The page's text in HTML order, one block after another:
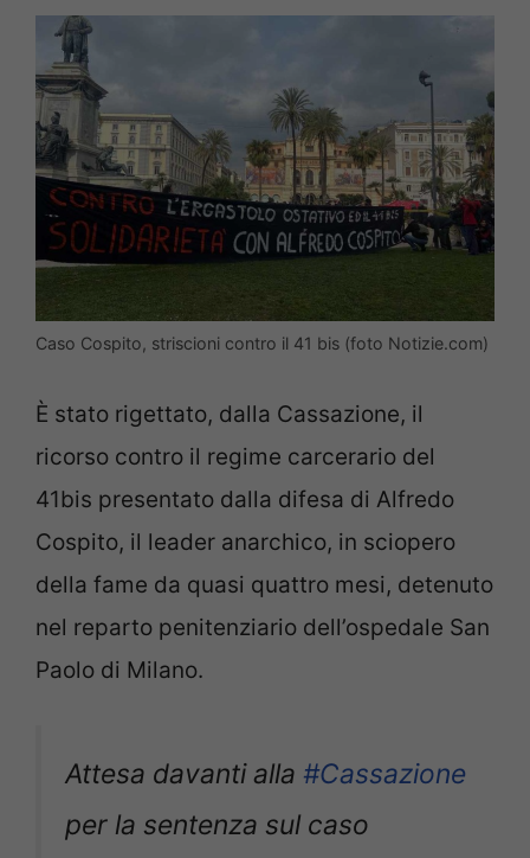
Caso Cospito, striscioni contro il 41 bis (foto Notizie.com)
È stato rigettato, dalla Cassazione, il
ricorso contro il regime carcerario del
41bis presentato dalla difesa di Alfredo
Cospito, il leader anarchico, in sciopero
della fame da quasi quattro mesi, detenuto
nel reparto penitenziario dell’ospedale San
Paolo di Milano.
Attesa davanti alla #Cassazione
per la sentenza sul caso